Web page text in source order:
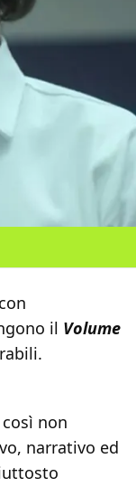
il Volume
non
narrativo ed